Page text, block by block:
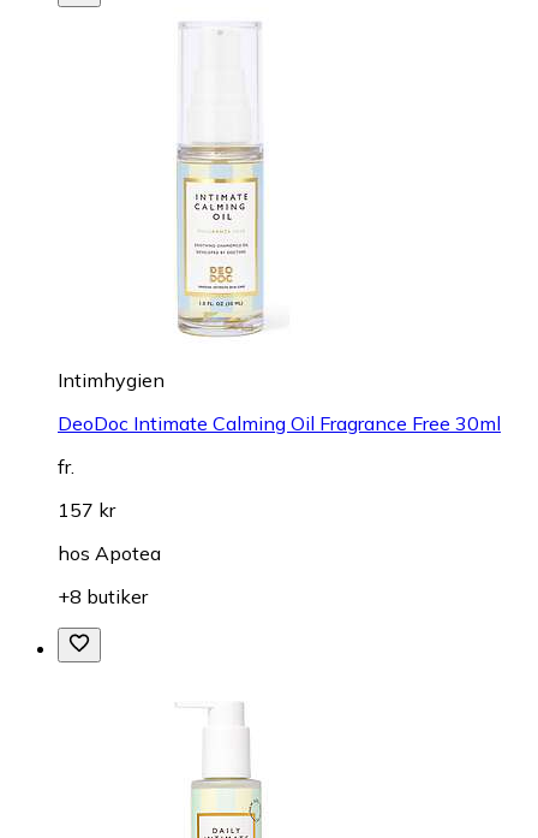
Intimhygien
DeoDoc Intimate Calming Oil Fragrance Free 30ml
fr.
157 kr
hos Apotea
+8 butiker